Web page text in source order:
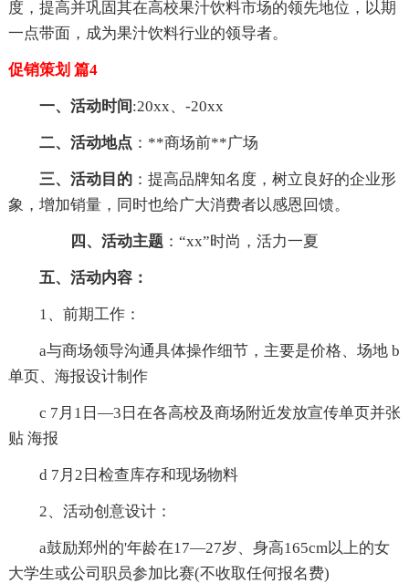
度，提高并巩固其在高校果汁饮料市场的领先地位，以期
一点带面，成为果汁饮料行业的领导者。
促销策划 篇4
一、活动时间:20xx、-20xx
二、活动地点 ：**商场前**广场
三、活动目的：提高品牌知名度，树立良好的企业形
象，增加销量，同时也给广大消费者以感恩回馈。
四、活动主题：“xx”时尚，活力一夏
五、活动内容：
1、前期工作：
a与商场领导沟通具体操作细节，主要是价格、场地 b
单页、海报设计制作
c 7月1日—3日在各高校及商场附近发放宣传单页并张
贴 海报
d 7月2日检查库存和现场物料
2、活动创意设计：
a鼓励郑州的'年龄在17—27岁、身高165cm以上的女
大学生或公司职员参加比赛(不收取任何报名费)